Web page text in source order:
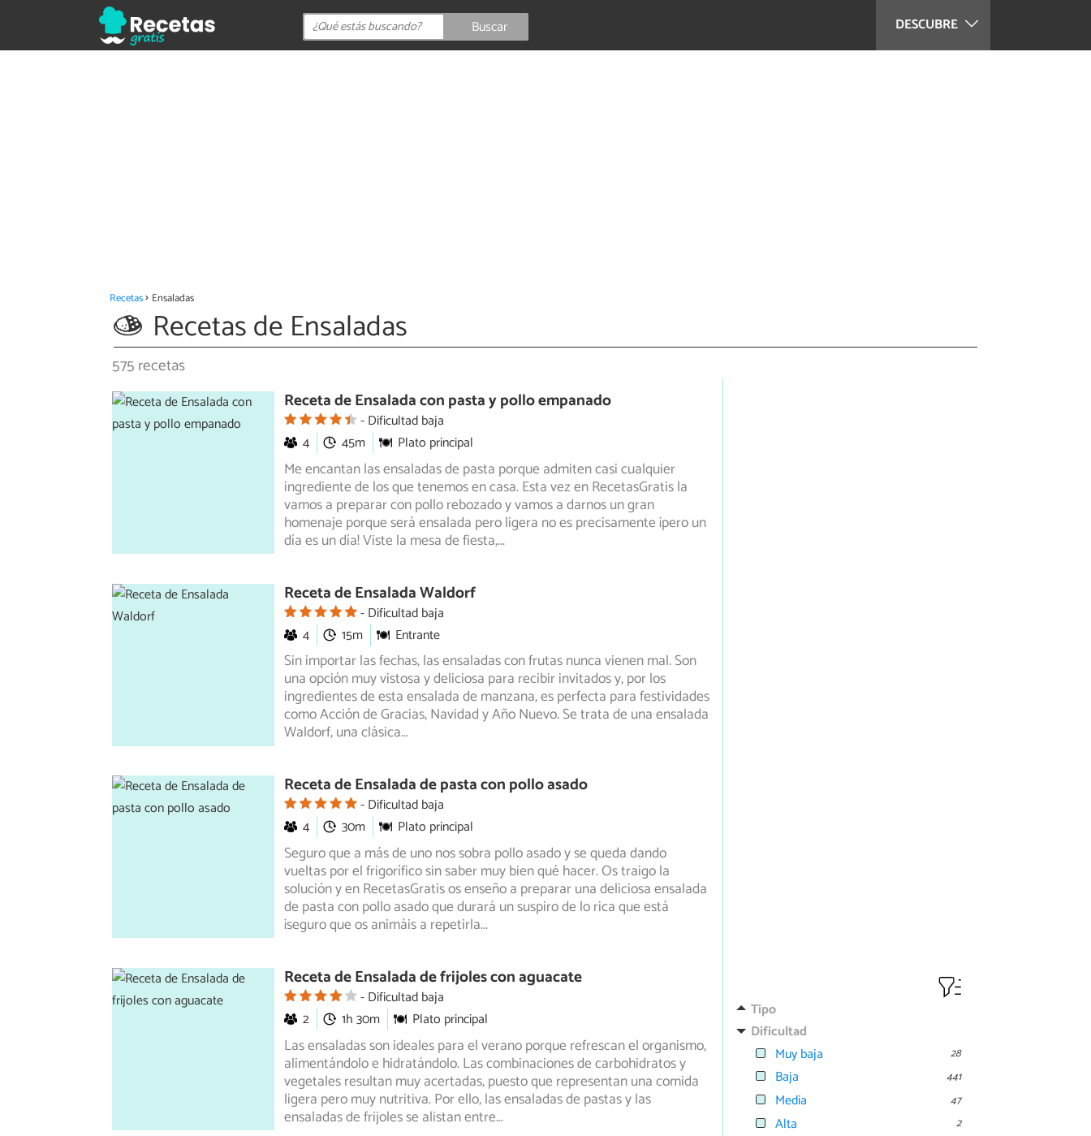
DESCUBRE
Buscar
Recetas Ensaladas
Recetas de Ensaladas
575 recetas
Receta de Ensalada con pasta y pollo empanado
Dificultad baja
4
45m Plato principal
Me encantan las ensaladas de pasta porque admiten casi cualquier
ingrediente de los que tenemos en casa. Esta vez en RecetasGratis la
vamosa preparar con pollo rebozado y vamos a darnos un gran
homenaje porque será ensalada pero ligera no es precisamente ¡pero un
día es un día! Viste la mesa de fiesta,...
Receta de Ensalada Waldorf
Dificultad baja
4
15m Entrante
Sin importar las fechas, las ensaladas con frutas nunca vienen mal. Son
una opción muy vistosa y deliciosa para recibir invitados y, por los
ingredientes de esta ensalada de manzana, es perfecta para festividades
como Acción de Gracias, Navidad y Año Nuevo. Se trata de una ensalada
Waldorf, una clásica...
Receta de Ensalada de pasta con pollo asado
Dificultad baja
4
30m Plato principal
Seguro que a más de uno nos sobra pollo asado y se queda dando
vueltas por el frigorífico sin saber muy bien qué hacer. Os traigo la
solucióny en RecetasGratis os enseño a preparar una deliciosa ensalada
de pasta con pollo asado que durará un suspiro de lo rica que está
¡seguro que os animáis a repetirla...
Receta de Ensalada de frijoles con aguacate
Dificultad baja
2
1h 30m Plato principal
Las ensaladas son ideales para el verano porque refrescan el organismo,
alimentándolo e hidratándolo. Las combinaciones de carbohidratos y
vegetalesresultan muy acertadas, puesto que representan una comida
ligera pero muy nutritiva. Por ello, las ensaladas de pastas y las
ensaladas de frijoles se alistan entre...
Tipo
Dificultad
Muy baja
28
Baja 441
Media 47
Alta 2